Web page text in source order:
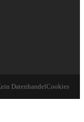
DatenhandelCookies